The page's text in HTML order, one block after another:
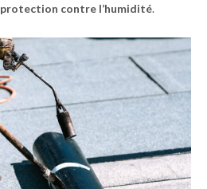
protection contre l’humidité.